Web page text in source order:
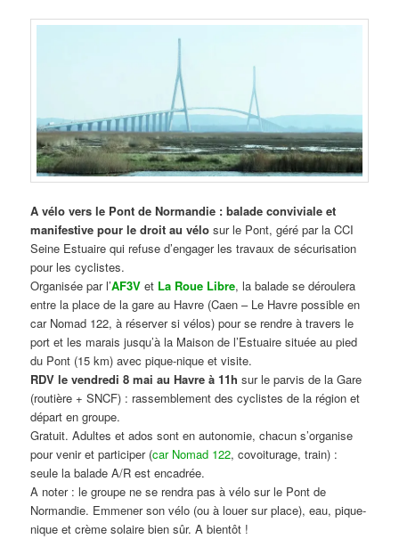
A vélo vers le Pont de Normandie : balade conviviale et
manifestive pour le droit au vélo sur le Pont, géré par la CCI
Seine Estuaire qui refuse d’engager les travaux de sécurisation
pour les cyclistes.
Organisée par l’AF3V et La Roue Libre, la balade se déroulera
entre la place de la gare au Havre (Caen – Le Havre possible en
car Nomad 122, à réserver si vélos) pour se rendre à travers le
port et les marais jusqu’à la Maison de l’Estuaire située au pied
du Pont (15 km) avec pique-nique et visite.
RDV le vendredi 8 mai au Havre à 11h sur le parvis de la Gare
(routière + SNCF) : rassemblement des cyclistes de la région et
départ en groupe.
Gratuit. Adultes et ados sont en autonomie, chacun s’organise
pour venir et participer (car Nomad 122, covoiturage, train) :
seule la balade A/R est encadrée.
A noter : le groupe ne se rendra pas à vélo sur le Pont de
Normandie. Emmener son vélo (ou à louer sur place), eau, pique-
nique et crème solaire bien sûr. A bientôt !